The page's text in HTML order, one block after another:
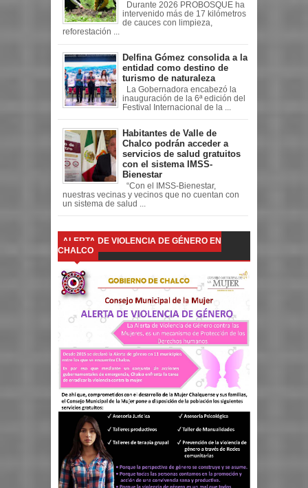
Durante 2026 PROBOSQUE ha
intervenido más de 17 kilómetros
de cauces con limpieza,
reforestación ...
Delfina Gómez consolida a la
entidad como destino de
turismo de naturaleza
La Gobernadora encabezó la
inauguración de la 6ª edición del
Festival Internacional de la ...
Habitantes de Valle de
Chalco podrán acceder a
servicios de salud gratuitos
con el sistema IMSS-
Bienestar
“Con el IMSS-Bienestar,
nuestras vecinas y vecinos que no cuentan con
un sistema de salud ...
ALERTA DE VIOLENCIA DE GÉNERO EN
CHALCO